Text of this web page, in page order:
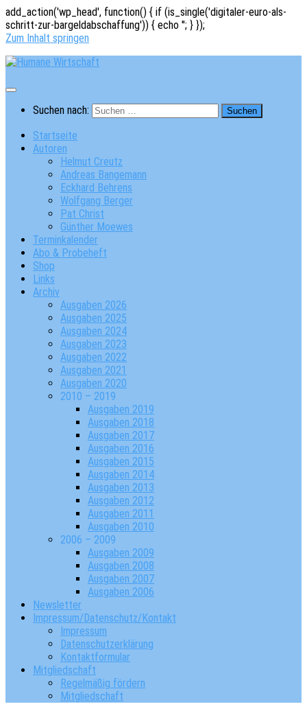
add_action('wp_head', function() { if (is_single('digitaler-euro-als-
schritt-zur-bargeldabschaffung')) { echo ''; } });
Zum Inhalt springen
Suchen nach:
Startseite
Autoren
Helmut Creutz
Andreas Bangemann
Eckhard Behrens
Wolfgang Berger
Pat Christ
Günther Moewes
Terminkalender
Abo & Probeheft
Shop
Links
Archiv
Ausgaben 2026
Ausgaben 2025
Ausgaben 2024
Ausgaben 2023
Ausgaben 2022
Ausgaben 2021
Ausgaben 2020
2010 – 2019
Ausgaben 2019
Ausgaben 2018
Ausgaben 2017
Ausgaben 2016
Ausgaben 2015
Ausgaben 2014
Ausgaben 2013
Ausgaben 2012
Ausgaben 2011
Ausgaben 2010
2006 – 2009
Ausgaben 2009
Ausgaben 2008
Ausgaben 2007
Ausgaben 2006
Newsletter
Impressum/Datenschutz/Kontakt
Impressum
Datenschutzerklärung
Kontaktformular
Mitgliedschaft
Regelmäßig fördern
Mitgliedschaft